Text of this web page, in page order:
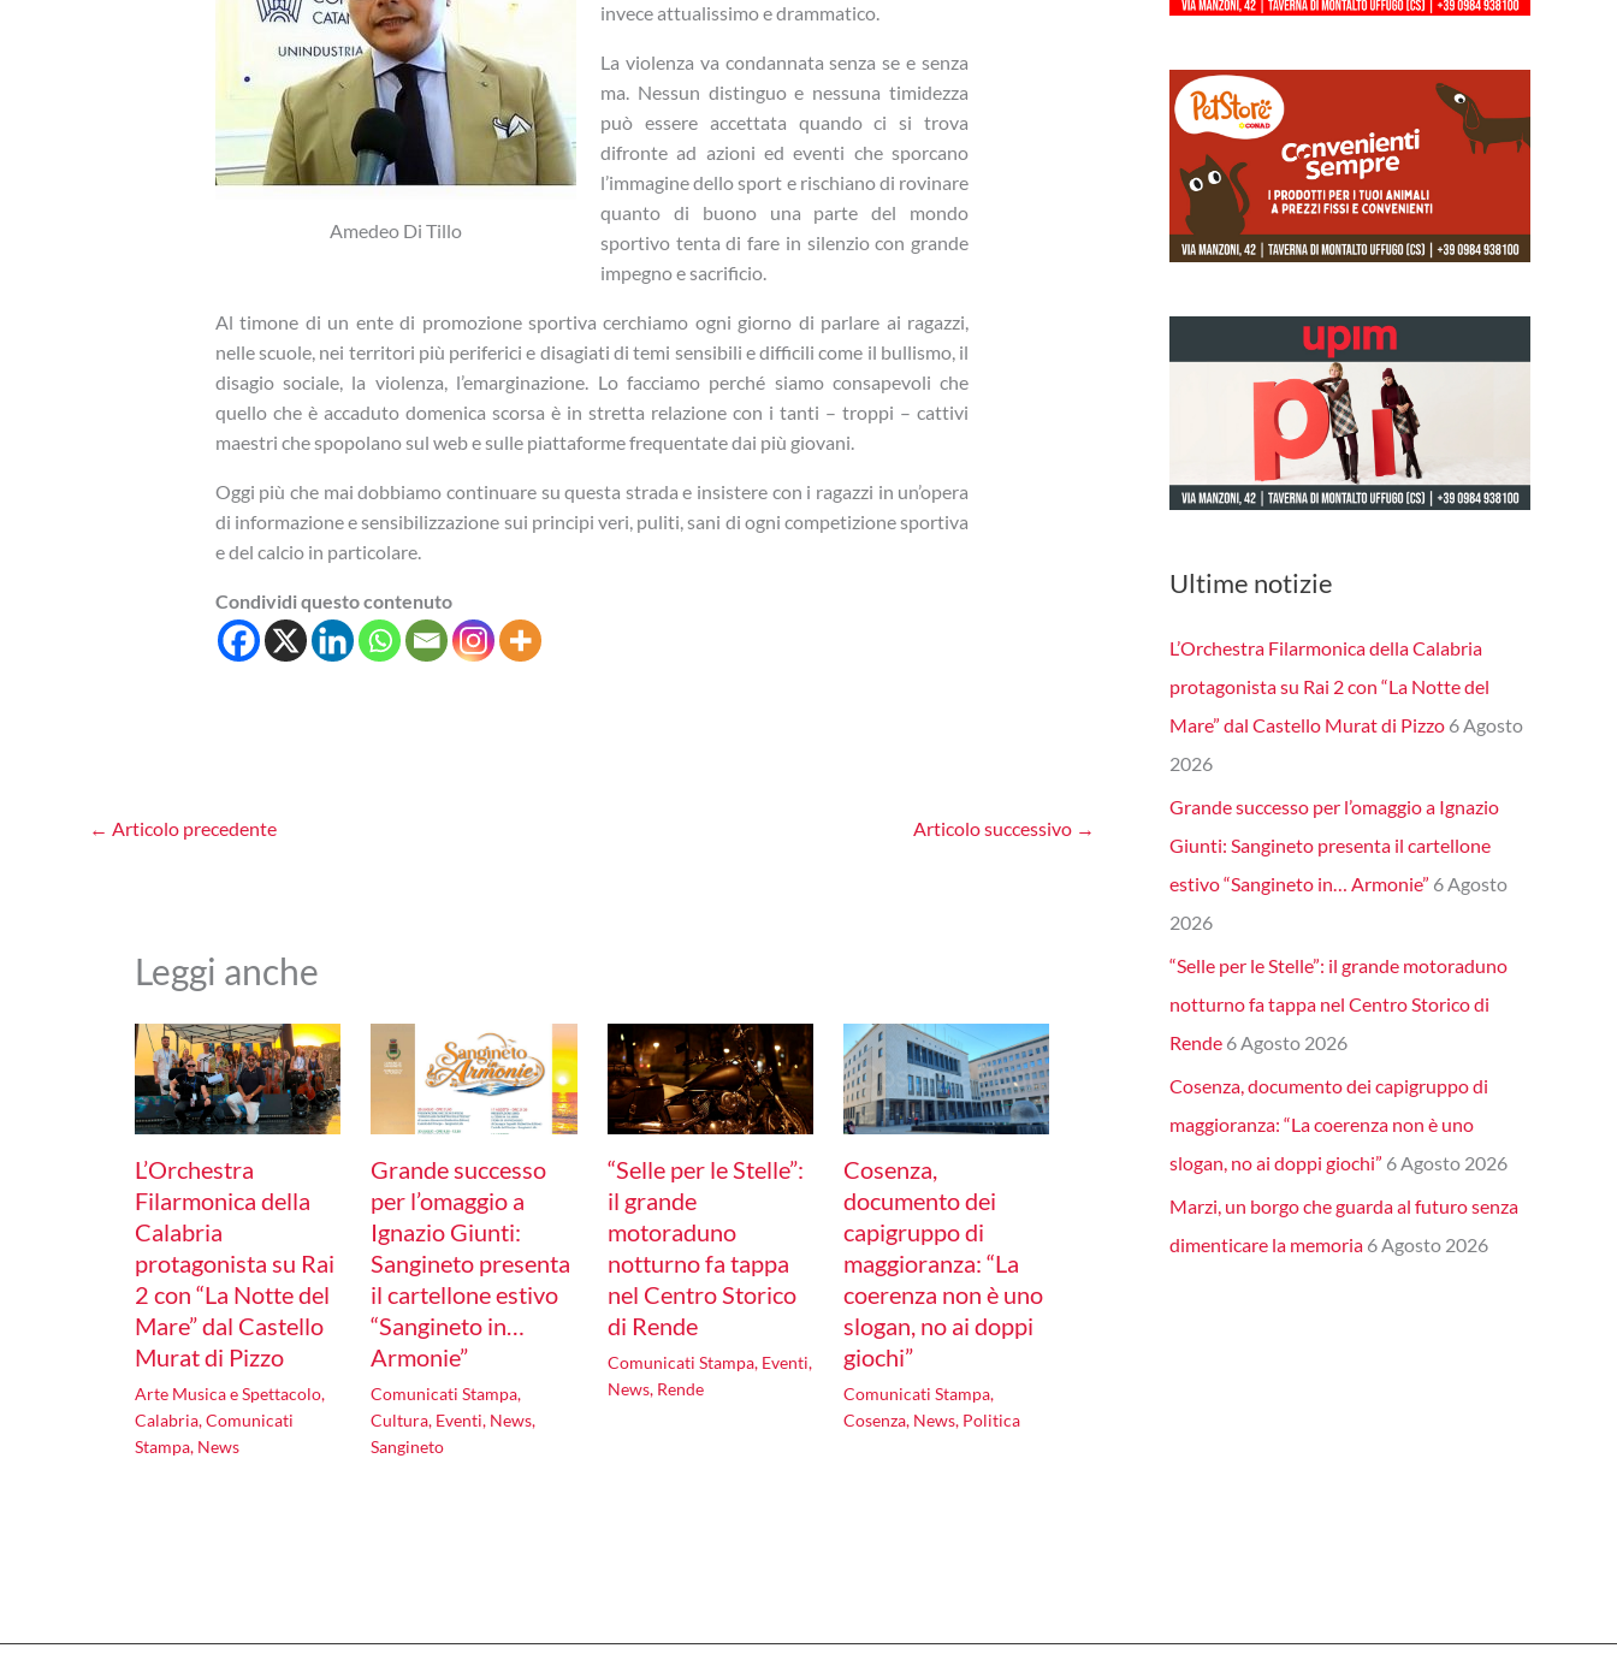
Amedeo Di Tillo
invece attualissimo e drammatico.
La violenza va condannata senza se e senza
ma. Nessun distinguo e nessuna timidezza
può essere accettata quando ci si trova
difronte ad azioni ed eventi che sporcano
l’immagine dello sport e rischiano di rovinare
quanto di buono una parte del mondo
sportivo tenta di fare in silenzio con grande
impegno e sacrificio.
Al timone di un ente di promozione sportiva cerchiamo ogni giorno di parlare ai ragazzi,
nelle scuole, nei territori più periferici e disagiati di temi sensibili e difficili come il bullismo, il
disagio sociale, la violenza, l’emarginazione. Lo facciamo perché siamo consapevoli che
quello che è accaduto domenica scorsa è in stretta relazione con i tanti – troppi – cattivi
maestri che spopolano sul web e sulle piattaforme frequentate dai più giovani.
Oggi più che mai dobbiamo continuare su questa strada e insistere con i ragazzi in un’opera
di informazione e sensibilizzazione sui principi veri, puliti, sani di ogni competizione sportiva
e del calcio in particolare.
Condividi questo contenuto
← Articolo precedente Articolo successivo →
Leggi anche
L’Orchestra
Filarmonica della
Calabria
protagonista su Rai
2 con “La Notte del
Mare” dal Castello
Murat di Pizzo
Arte Musica e Spettacolo,
Calabria,Comunicati
Stampa, News
Grande successo
per l’omaggio a
Ignazio Giunti:
Sangineto presenta
il cartellone estivo
“Sangineto in…
Armonie”
Comunicati Stampa,
Cultura, Eventi, News,
Sangineto
“Selle per le Stelle”:
il grande
motoraduno
notturno fa tappa
nel Centro Storico
di Rende
Comunicati Stampa, Eventi,
News, Rende
Cosenza,
documento dei
capigruppo di
maggioranza: “La
coerenza non è uno
slogan, no ai doppi
giochi”
Comunicati Stampa,
Cosenza, News, Politica
Ultime notizie
L’Orchestra Filarmonica della Calabria
protagonista su Rai 2 con “La Notte del
Mare” dal Castello Murat di Pizzo 6 Agosto
2026
Grande successo per l’omaggio a Ignazio
Giunti: Sangineto presenta il cartellone
estivo “Sangineto in… Armonie” 6 Agosto
2026
“Selle per le Stelle”: il grande motoraduno
notturno fa tappa nel Centro Storico di
Rende 6 Agosto 2026
Cosenza, documento dei capigruppo di
maggioranza: “La coerenza non è uno
slogan, no ai doppi giochi” 6 Agosto 2026
Marzi, un borgo che guarda al futuro senza
dimenticare la memoria 6 Agosto 2026